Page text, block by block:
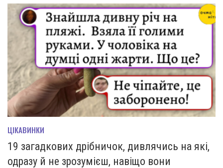
ЦІКАВИНКИ
19 загадкових дрібничок, дивлячись на які,
одразу й не зрозумієш, навіщо вони